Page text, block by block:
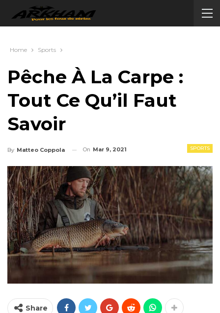
Home Sports
Pêche À La Carpe :
Tout Ce Qu’il Faut
Savoir
SPORTS
By Matteo Coppola On Mar 9, 2021
Share